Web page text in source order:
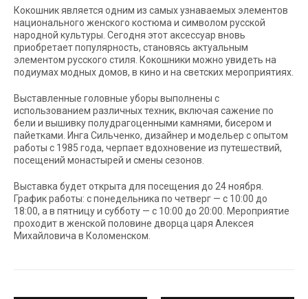
Кокошник является одним из самых узнаваемых элементов
национального женского костюма и символом русской
народной культуры. Сегодня этот аксессуар вновь
приобретает популярность, становясь актуальным
элементом русского стиля. Кокошники можно увидеть на
подиумах модных домов, в кино и на светских мероприятиях.
Выставленные головные уборы выполнены с
использованием различных техник, включая сажение по
бели и вышивку полудрагоценными камнями, бисером и
пайетками. Инга Сильченко, дизайнер и модельер с опытом
работы с 1985 года, черпает вдохновение из путешествий,
посещений монастырей и смены сезонов.
Выставка будет открыта для посещения до 24 ноября.
График работы: с понедельника по четверг — с 10:00 до
18:00, а в пятницу и субботу — с 10:00 до 20:00. Мероприятие
проходит в женской половине дворца царя Алексея
Михайловича в Коломенском.